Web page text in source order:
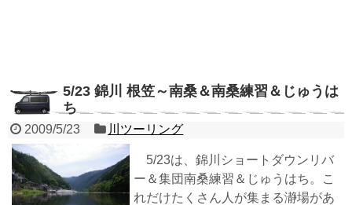
5/23 錦川 根笠～南桑＆南桑練習＆じゅうは
ち
2009/5/23 川ツーリング
5/23は、錦川ショートダウンリバ
ー＆集団南桑練習＆じゅうはち。こ
れだけたくさん人が集まる瀞場があ